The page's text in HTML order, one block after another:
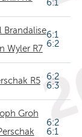
6:1
Brandalise
Wyler R7
6:1
6:2
R5
6:2
6:3
Groh
6:2
6:1